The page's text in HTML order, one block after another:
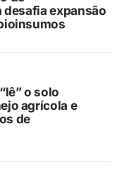
expansão
o solo
agrícola e
de